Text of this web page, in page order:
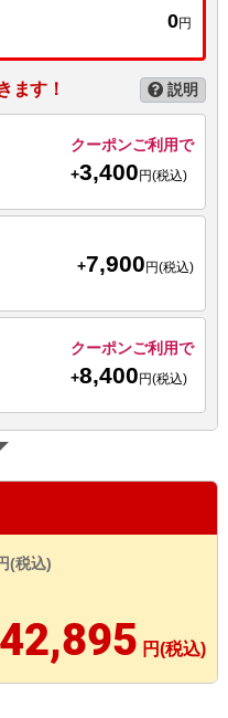
0円
ます！ 説明
クーポンご利用で
+3,400 円(税込)
+7,900円(税込)
クーポンご利用で
+8,400 円(税込)
(税込)
円(税込)